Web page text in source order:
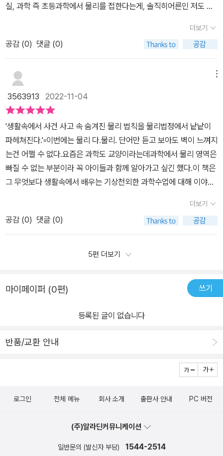
실, 과학 즉 초등과학에서 물리를 접한다는게, 솔직히어른인 저도 사
화국 법정시리즈를 읽을 때,우리 아이가 물리는 쏙~ 빼고 읽으면 어
떡하지? 라는 걱정도했던게 사실이에요.이번에, 네 번째 도서로 어떤
과학공화국을 읽을지 골라봤는데요.아이가 이번에는 물리를 읽어야
지? 했어요.초등과학을 쉽게 풀어낸 과학공화국 법정시리즈여서초등
과학필독서이니만큼 물리를 접하는데도 큰 무리가 없을듯했지만,아
이는 어떻게 받아들일지 사실, 기대 반, 걱정 반이었습니다.^^초등과
학을 위한 초등과학필독서인과학공화국 물리법정 2. 물리와 생활을
읽으면서 우리 아이가재미있다고 뽑은 이야기가 몇가지 있었어요.그
중의 한가지가무중력 운동을 설명해주는 <멈추지 않는 공포의 그네
> 이야기였습니다.사실, 아직 초등과학을 완전히 접하지는 않았어요.
지금까지는 일상 속에서 여러가지 초등과학도서를 통해서초등과학을
접하고 있는 우리집 아이인데요~물리라는 용어를 쓰면서 초등과학
을 접하는건과학공화국 물리법정 2. 물리와 생활을 읽으면서가첫 입
문인것 같아요.공기가 없는 곳에서 밤새도록 그네를 탄 단진자 양이
에서는 모든 물체는 마찰력이나 공기 저항을 받기 때문에물체의 에너
니다.그리고 과학공화국 물리법정 2. 물리와 생활을 읽으면서우리 딸
이 재미있는 이야기로 선택한 내용은소리의 굴절과 온도를 설명한 <
잠 못 이루는 밤>이었어요.과학공화국 남부 해안에 있는 사일런트 마
하기 시작한거죠.그런데 그 소음이 밤에만 소용있고, 낮에는 소음을
통, 방음벽 하면 낮이고, 밤이고 다 막아주는 줄 알았어요.ㅋㅋㅋㅋ
들이 진동하여 옆으로전해지는 것이에요. 그래서 뜨거운 공기는 빨리
의 속도가 커지기 때문에방음벽은 낮에 소리는 도로의 뜨거운 바닥의
때까지 과학공화국 법정시리즈 중에서물리법정이 제일 재미있어~~
더보기
공감 (0) 댓글 (0)
3563913 2022-11-04
'생활속에서 사건 사고 속 숨겨진 물리 법칙을 물리법정에서 낱낱이
파헤쳐진다.'▫️이번에는 물리 다.물리. 단어만 듣고 보아도 벽이 느껴지
는건 어쩔 수 없다.요즘은 과학도 교양이라는데과학에서 물리 영역은
빠질 수 없는 부분이라 꼭 아이들과 함께 알아가고 싶긴 했다.이 책은
그 무엇보다 생활속에서 배우는 기상천외한 과학수업에 대해 이야기
이 참 인상적이다.책에서 다루는 일상적인 궁금증이 너무 흥미로운
데'우주에서도 글씨를 쓸 수 있을까''SPF지수 높은 게 좋을까 낮은
게 좋을까''번개가 칠 때 축구하면 위험할까'등등 정말 궁금했던 부분
이 흥미롭게 담겨있다.재미있는 과학책 읽기가 가능한과학공화국 시
과학에 대한 벽이 조금은 낮아진듯한 기분이 들어 스스로 뿌듯하다.
골고루 지식을 습득하고 함께 알아가는 즐거움이 있는 책이다.
더보기
공감 (0) 댓글 (0)
5편 더보기
마이페이퍼 (0편) 쓰기
등록된 글이 없습니다
반품/교환 안내
로그인 전체 메뉴 회사 소개 출판사 안내 PC 버전
(주)알라딘커뮤니케이션
일반문의 (발신자 부담) 1544-2514